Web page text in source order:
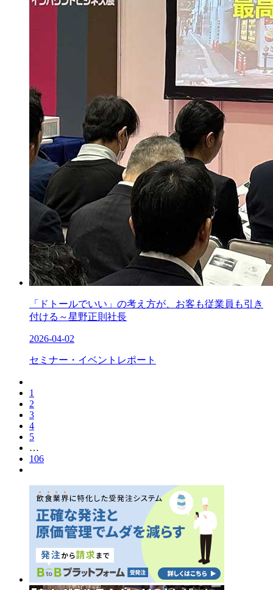
「ドトールでいい」の考え方が、お客も従業員も引き
付ける～星野正則社長
2026-04-02
セミナー・イベントレポート
1
2
3
4
5
…
106